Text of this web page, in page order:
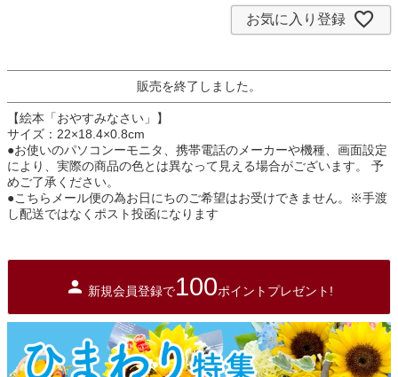
お気に入り登録
販売を終了しました。
【絵本「おやすみなさい」】
サイズ：22×18.4×0.8cm
●お使いのパソコンーモニタ、携帯電話のメーカーや機種、画面設定
により、実際の商品の色とは異なって見える場合がございます。 予
めご了承ください。
●こちらメール便の為お日にちのご希望はお受けできません。※手渡
し配送ではなくポスト投函になります
新規会員登録で100ポイントプレゼント!